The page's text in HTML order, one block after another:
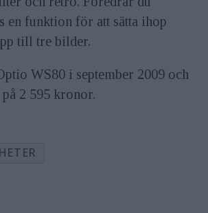
en funktion för att sätta ihop
till tre bilder.
WS80 i september 2009 och
2 595 kronor.